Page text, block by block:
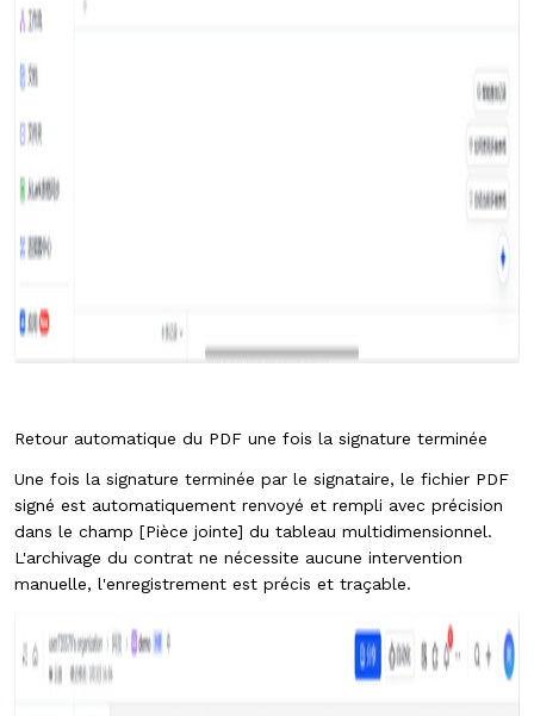
Retour automatique du PDF une fois la signature terminée
Une fois la signature terminée par le signataire, le fichier PDF
signé est automatiquement renvoyé et rempli avec précision
dans le champ [Pièce jointe] du tableau multidimensionnel.
L'archivage du contrat ne nécessite aucune intervention
manuelle, l'enregistrement est précis et traçable.